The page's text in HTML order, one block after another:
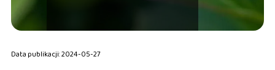
Data publikacji: 2024-05-27